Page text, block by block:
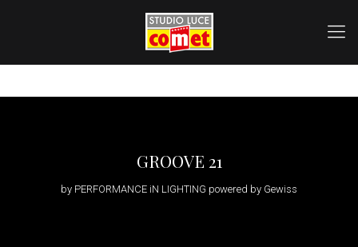
GROOVE 21
by PERFORMANCE iN LIGHTING powered by Gewiss